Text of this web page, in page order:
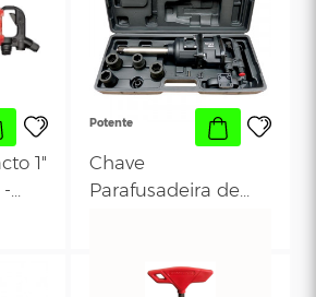
Parafusadeira